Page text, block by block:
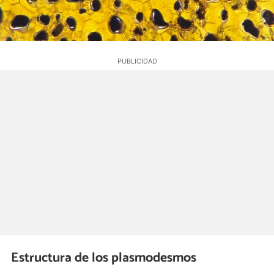
Estructura de los plasmodesmos